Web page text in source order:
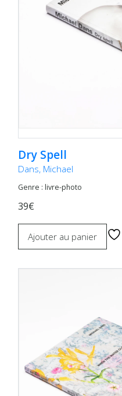
Dry Spell
Dans, Michael
Genre : livre-photo
39€
Ajouter au panier